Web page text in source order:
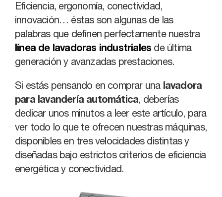
Eficiencia, ergonomía, conectividad,
innovación… éstas son algunas de las
palabras que definen perfectamente nuestra
línea de lavadoras industriales de última
generación y avanzadas prestaciones.
Si estás pensando en comprar una lavadora
para lavandería automática, deberías
dedicar unos minutos a leer este artículo, para
ver todo lo que te ofrecen nuestras máquinas,
disponibles en tres velocidades distintas y
diseñadas bajo estrictos criterios de eficiencia
energética y conectividad.